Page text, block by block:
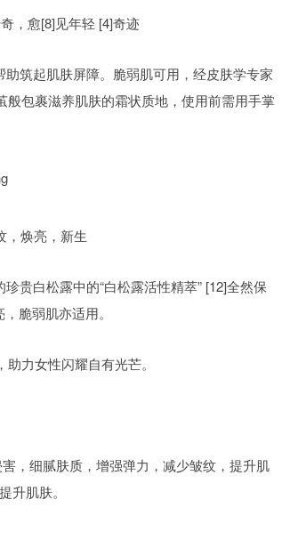
，愈[8]见年轻 [4]奇迹
筑起肌肤屏障。脆弱肌可用，经皮肤学专家
般包裹滋养肌肤的霜状质地，使用前需用手掌
，焕亮，新生
贵白松露中的“白松露活性精萃” [12]全然保
脆弱肌亦适用。
力女性闪耀自有光芒。
，细腻肤质，增强弹力，减少皱纹，提升肌
升肌肤。